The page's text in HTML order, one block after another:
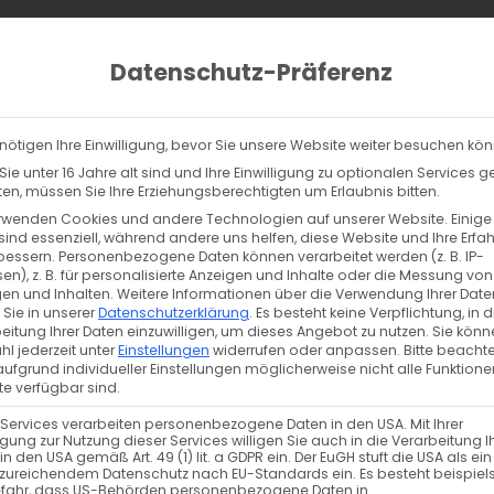
% SaleInfo Kontakt
für „produkt nachtleuchtendes dtf buegelbild o15 tigerlilly
Wir konnten nichts
Du kannst versuchen, einzelne Filter zu löschen,
Datenschutz-Präferenz
Ihre Einwilligung, bevor Sie unsere Website weiter besuchen
unter 16 Jahre alt sind und Ihre Einwilligung zu optionalen Services
müssen Sie Ihre Erziehungsberechtigten um Erlaubnis bitten.
Cookies und andere Technologien auf unserer Website.
essenziell, während andere uns helfen, diese Website und Ihre
Personenbezogene Daten können verarbeitet werden (z. B. IP-
z. B. für personalisierte Anzeigen und Inhalte oder die Messung von
und Inhalten. Weitere Informationen über die Verwendung Ihrer
in unsererDatenschutzerklärung. Es besteht keine Verpflichtung, in
Ihrer Daten einzuwilligen, um dieses Angebot zu nutzen. Sie
jederzeit unterEinstellungen widerrufen oder anpassen. Bitte
individueller Einstellungen möglicherweise nicht alle
verfügbar sind.
verarbeiten personenbezogene Daten in den USA. Mit Ihrer
zur Nutzung dieser Services willigen Sie auch in die Verarbeitung
den USA gemäß Art. 49 (1) lit. a GDPR ein. Der EuGH stuft die USA als
Datenschutz nach EU-Standards ein. Es besteht
dass US-Behörden personenbezogene Daten in